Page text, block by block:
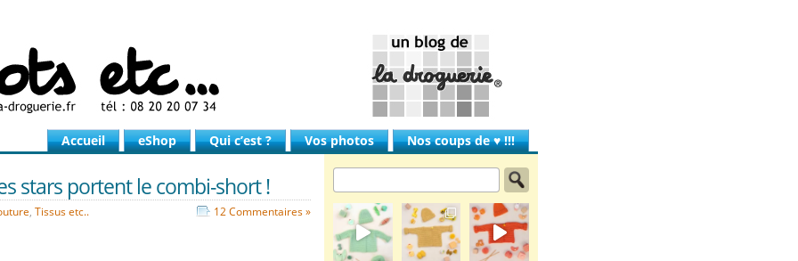
Accueil eShop Qui c’est ? Vos photos Nos coups de ♥ !!!
stars portent le combi-short !
, Tissus etc.. 12 Commentaires »